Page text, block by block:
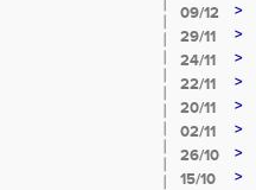
09/12
>
29/11
>
24/11
>
22/11
>
20/11
>
02/11
>
26/10
>
15/10
>